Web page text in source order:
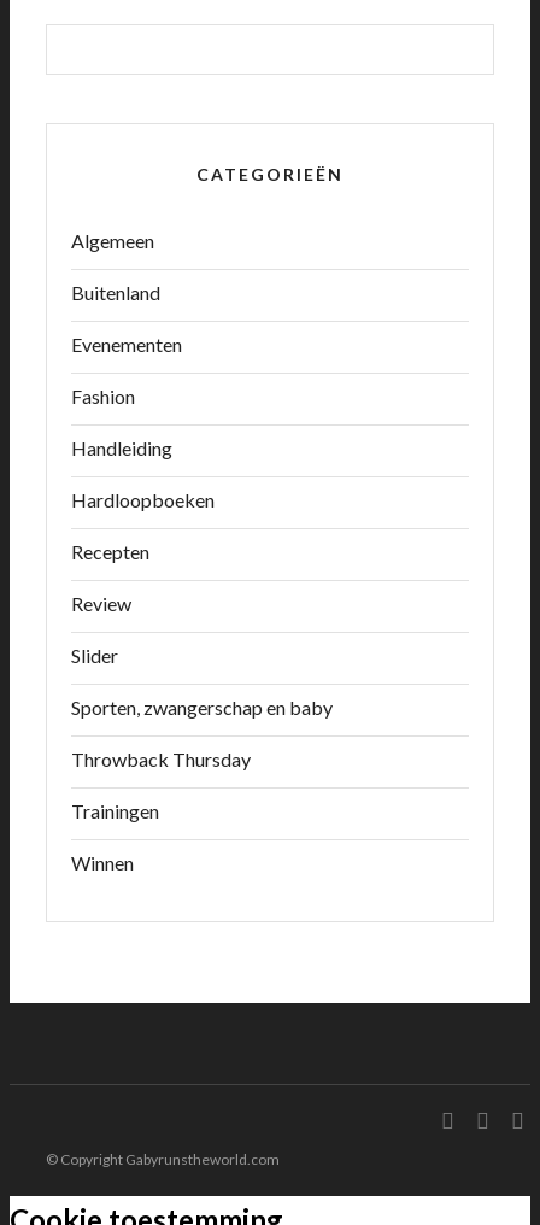
CATEGORIEËN
Algemeen
Buitenland
Evenementen
Fashion
Handleiding
Hardloopboeken
Recepten
Review
Slider
Sporten, zwangerschap en baby
Throwback Thursday
Trainingen
Winnen
© Copyright Gabyrunstheworld.com